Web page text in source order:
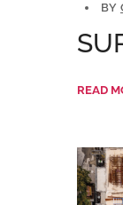
BY
READ